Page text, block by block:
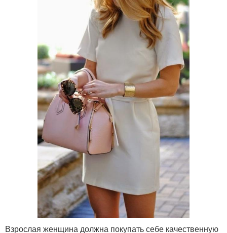
Взрослая женщина должна покупать себе качественную